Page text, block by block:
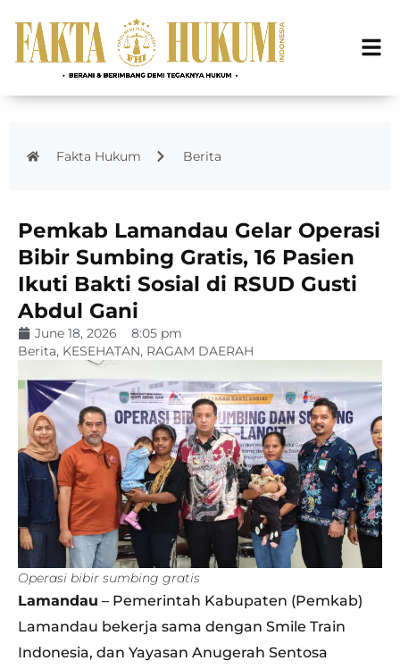
Fakta Hukum Berita
Pemkab Lamandau Gelar Operasi
Bibir Sumbing Gratis, 16 Pasien
Ikuti Bakti Sosial di RSUD Gusti
Abdul Gani
June 18, 2026
8:05 pm
Berita, KESEHATAN, RAGAM DAERAH
Operasi bibir sumbing gratis
Lamandau – Pemerintah Kabupaten (Pemkab)
Lamandau bekerja sama dengan Smile Train
Indonesia, dan Yayasan Anugerah Sentosa